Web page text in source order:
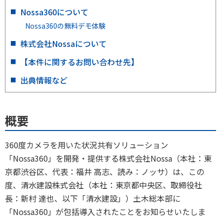
Nossa360について
Nossa360の無料デモ体験
株式会社Nossaについて
【本件に関するお問い合わせ先】
出典情報など
概要
360度カメラを用いた状況共有ソリューション
「Nossa360」を開発・提供する株式会社Nossa（本社：東
京都渋谷区、代表：福井 高志、読み：ノッサ）は、この
度、清水建設株式会社（本社：東京都中央区、取締役社
長：新村 達也、以下「清水建設」）土木総本部に
「Nossa360」が包括導入されたことをお知らせいたしま